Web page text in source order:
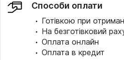
Способи оплати
· Готівкою при
· На безготівковий
·Оплата онлайн
·Оплата в кредит